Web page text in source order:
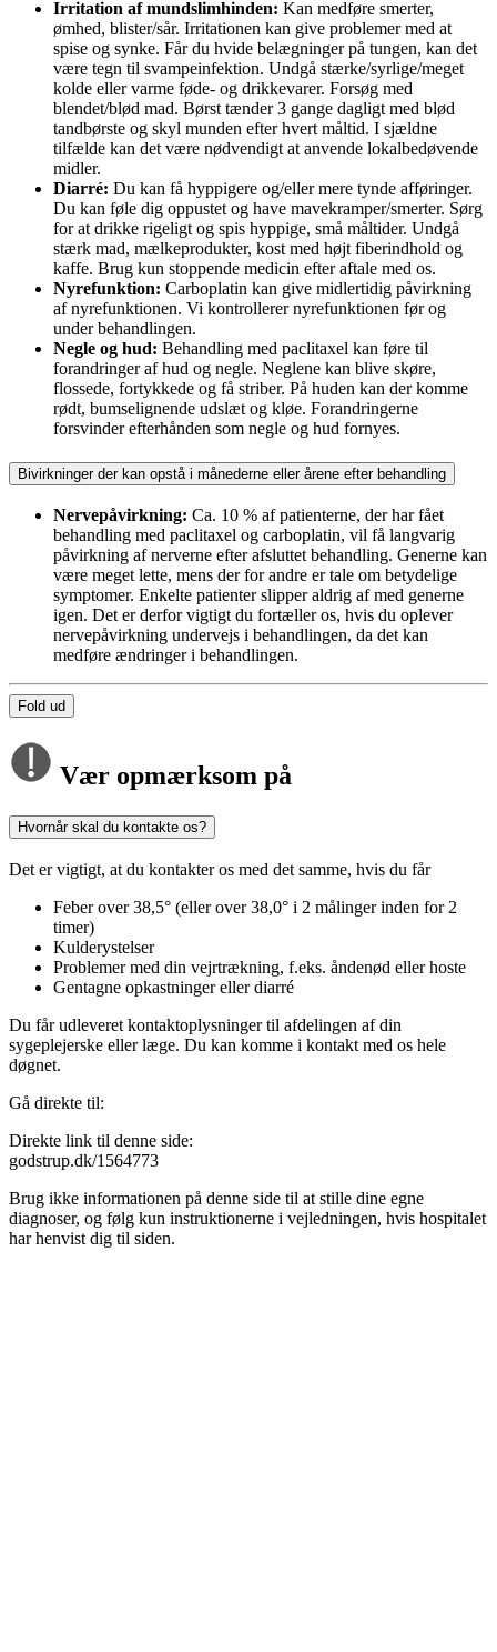
Irritation af mundslimhinden: Kan medføre smerter,
ømhed, blister/sår. Irritationen kan give problemer med at
spise og synke. Får du hvide belægninger på tungen, kan det
være tegn til svampeinfektion. Undgå stærke/syrlige/meget
kolde eller varme føde- og drikkevarer. Forsøg med
blendet/blød mad. Børst tænder 3 gange dagligt med blød
tandbørste og skyl munden efter hvert måltid. I sjældne
tilfælde kan det være nødvendigt at anvende lokalbedøvende
midler.
Diarré: Du kan få hyppigere og/eller mere tynde afføringer.
Du kan føle dig oppustet og have mavekramper/smerter. Sørg
for at drikke rigeligt og spis hyppige, små måltider. Undgå
stærk mad, mælkeprodukter, kost med højt fiberindhold og
kaffe. Brug kun stoppende medicin efter aftale med os.
Nyrefunktion: Carboplatin kan give midlertidig påvirkning
af nyrefunktionen. Vi kontrollerer nyrefunktionen før og
under behandlingen.
Negle og hud: Behandling med paclitaxel kan føre til
forandringer af hud og negle. Neglene kan blive skøre,
flossede, fortykkede og få striber. På huden kan der komme
rødt, bumselignende udslæt og kløe. Forandringerne
forsvinder efterhånden som negle og hud fornyes.
Bivirkninger der kan opstå i månederne eller årene efter behandling
Nervepåvirkning: Ca. 10 % af patienterne, der har fået
behandling med paclitaxel og carboplatin, vil få langvarig
påvirkning af nerverne efter afsluttet behandling. Generne kan
være meget lette, mens der for andre er tale om betydelige
symptomer. Enkelte patienter slipper aldrig af med generne
igen. Det er derfor vigtigt du fortæller os, hvis du oplever
nervepåvirkning undervejs i behandlingen, da det kan
medføre ændringer i behandlingen.
Fold ud
Vær opmærksom på
Hvornår skal du kontakte os?
Det er vigtigt, at du kontakter os med det samme, hvis du får
Feber over 38,5° (eller over 38,0° i 2 målinger inden for 2
timer)
Kulderystelser
Problemer med din vejrtrækning, f.eks. åndenød eller hoste
Gentagne opkastninger eller diarré
Du får udleveret kontaktoplysninger til afdelingen af din
sygeplejerske eller læge. Du kan komme i kontakt med os hele
døgnet.
Gå direkte til:
Direkte link til denne side:
godstrup.dk/1564773
Brug ikke informationen på denne side til at stille dine egne
diagnoser, og følg kun instruktionerne i vejledningen, hvis hospitalet
har henvist dig til siden.